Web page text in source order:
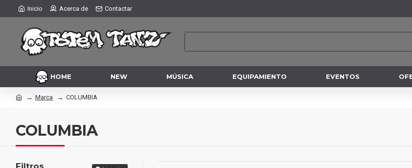
Inicio Acerca de Contactar
HOME NEW MÚSICA EQUIPAMIENTO EVENTOS
Marca COLUMBIA
COLUMBIA
Filtros